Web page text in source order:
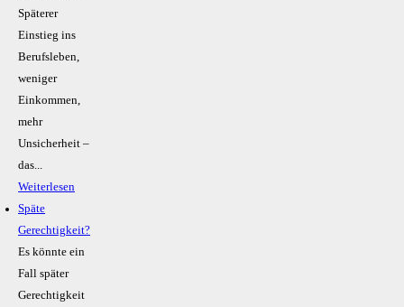
Späterer
Einstieg ins
Berufsleben,
weniger
Einkommen,
mehr
Unsicherheit –
das...
Weiterlesen
Späte
Gerechtigkeit?
Es könnte ein
Fall später
Gerechtigkeit